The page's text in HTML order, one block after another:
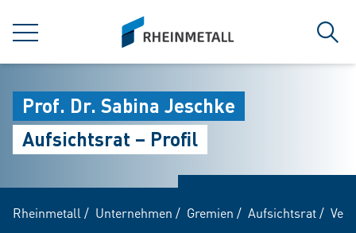
MENÜ
siteLogo
Prof. Dr. Sabina Jeschke
Aufsichtsrat – Profil
Rheinmetall / Unternehmen / Gremien / Aufsichtsrat/